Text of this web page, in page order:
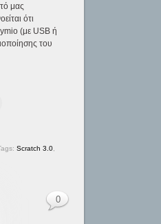
μας
ότι
(με USB ή
του
Scratch 3.0
0